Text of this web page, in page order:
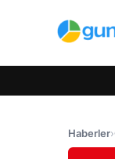
Haberler›